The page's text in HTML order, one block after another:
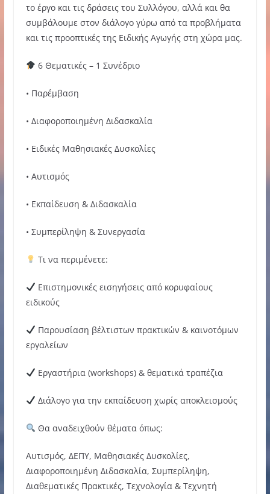
το έργο και τις δράσεις του Συλλόγου, αλλά και θα
συμβάλουμε στον διάλογο γύρω από τα προβλήματα
και τις προοπτικές της Ειδικής Αγωγής στη χώρα μας.
6 Θεματικές – 1 Συνέδριο
• Παρέμβαση
• Διαφοροποιημένη Διδασκαλία
• Ειδικές Μαθησιακές Δυσκολίες
• Αυτισμός
• Εκπαίδευση & Διδασκαλία
• Συμπερίληψη & Συνεργασία
Τι να περιμένετε:
Επιστημονικές εισηγήσεις από κορυφαίους
ειδικούς
Παρουσίαση βέλτιστων πρακτικών & καινοτόμων
εργαλείων
Εργαστήρια (workshops) & θεματικά τραπέζια
Διάλογο για την εκπαίδευση χωρίς αποκλεισμούς
Θα αναδειχθούν θέματα όπως:
Αυτισμός, ΔΕΠΥ, Μαθησιακές Δυσκολίες,
Διαφοροποιημένη Διδασκαλία, Συμπερίληψη,
Διαθεματικές Πρακτικές, Τεχνολογία & Τεχνητή